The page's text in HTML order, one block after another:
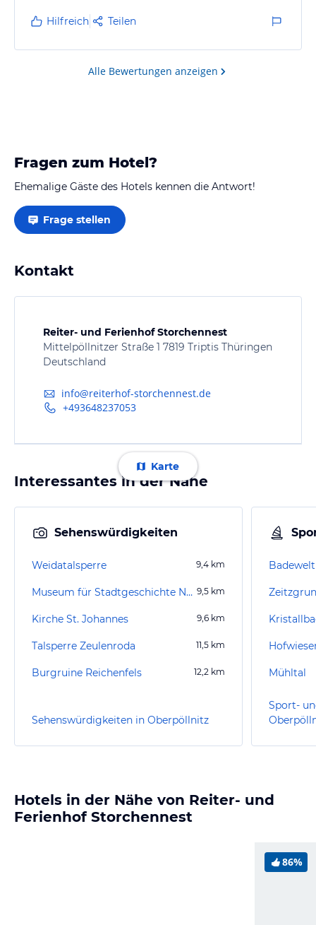
Hilfreich Teilen
Alle Bewertungen anzeigen
Fragen zum Hotel?
Ehemalige Gäste des Hotels kennen die Antwort!
Frage stellen
Kontakt
Reiter- und Ferienhof Storchennest
Mittelpöllnitzer Straße 1 7819 Triptis Thüringen
Deutschland
info@reiterhof-storchennest.de
+493648237053
Karte
Interessantes in der Nähe
Sehenswürdigkeiten
Weidatalsperre 9,4 km
Museum für Stadtgeschichte Neustadt an der Orla 9,5 km
Kirche St. Johannes 9,6 km
Talsperre Zeulenroda 11,5 km
Burgruine Reichenfels 12,2 km
Sehenswürdigkeiten in Oberpöllnitz
Mühltal
Sport-
Hotels in der Nähe von Reiter- und
Ferienhof Storchennest
86%